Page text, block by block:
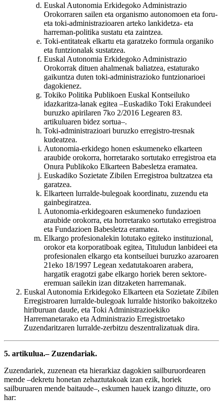
Euskal Autonomia Erkidegoko Administrazio
Orokorraren sailen eta organismo autonomoen eta foru-
eta toki-administrazioaren arteko lankidetza- eta
harreman-politika sustatu eta zaintzea.
Toki-entitateak elkartu eta garatzeko formula organiko
eta funtzionalak sustatzea.
Euskal Autonomia Erkidegoko Administrazio
Orokorrak dituen ahalmenak baliatzea, estaturako
gaikuntza duten toki-administrazioko funtzionarioei
dagokienez.
Tokiko Politika Publikoen Euskal Kontseiluko
idazkaritza-lanak egitea –Euskadiko Toki Erakundeei
buruzko apirilaren 7ko 2/2016 Legearen 83.
artikuluaren bidez sortua–.
Toki-administrazioari buruzko erregistro-tresnak
kudeatzea.
Autonomia-erkidego honen eskumeneko elkarteen
araubide orokorra, horretarako sortutako erregistroa eta
Onura Publikoko Elkarteen Babesletza eramatea.
Euskadiko Sozietate Zibilen Erregistroa bultzatzea eta
garatzea.
Elkarteen lurralde-bulegoak koordinatu, zuzendu eta
gainbegiratzea.
Autonomia-erkidegoaren eskumeneko fundazioen
araubide orokorra, eta horretarako sortutako erregistroa
eta Fundazioen Babesletza eramatea.
Elkargo profesionalekin lotutako egiteko instituzional,
orokor eta korporatiboak egitea, Tituludun lanbideei eta
profesionalen elkargo eta kontseiluei buruzko azaroaren
21eko 18/1997 Legean xedatutakoaren arabera,
hargatik eragotzi gabe elkargo horiek beren sektore-
eremuan sailekin izan ditzaketen harremanak.
Euskal Autonomia Erkidegoko Elkarteen eta Sozietate Zibilen
Erregistroaren lurralde-bulegoak lurralde historiko bakoitzeko
hiriburuan daude, eta Toki Administrazioekiko
Harremanetarako eta Administrazio Erregistroetako
Zuzendaritzaren lurralde-zerbitzu deszentralizatuak dira.
5. artikulua.– Zuzendariak.
Zuzendariek, zuzenean eta hierarkiaz dagokien sailburuordearen
mende –dekretu honetan zehaztutakoak izan ezik, horiek
sailburuaren mende baitaude–, eskumen hauek izango dituzte, oro
har: